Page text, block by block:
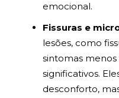
emocional.
Fissuras e
lesões, como
sintomas menos
significativos.
desconforto,